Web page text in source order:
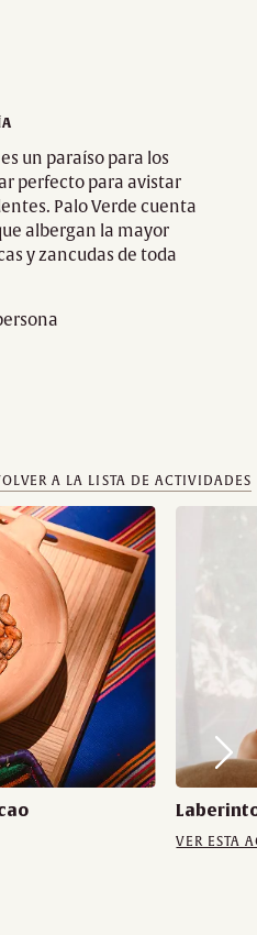
un paraíso para los
perfecto para avistar
Palo Verde cuenta
albergan la mayor
y zancudas de toda
A LA LISTA DE ACTIVIDADES
VER ESTA